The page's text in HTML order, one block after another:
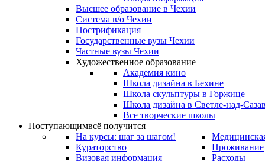
Высшее образование в Чехии
Система в/о Чехии
Нострификация
Государственные вузы Чехии
Частные вузы Чехии
Художественное образование
Академия кино
Школа дизайна в Бехине
Школа скульптуры в Горжице
Школа дизайна в Светле-над-
Все творческие школы
Поступающимвсё получится
На курсы: шаг за шагом!
Кураторство
Визовая информация
Проживание
Расходы